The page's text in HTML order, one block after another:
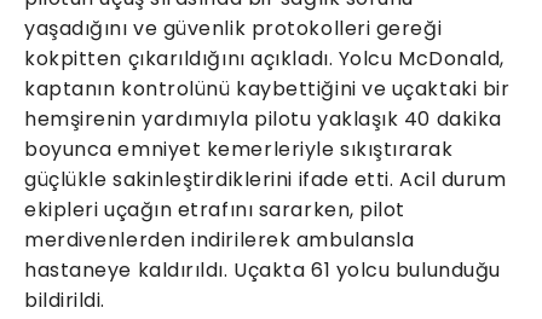
yaşadığını ve güvenlik protokolleri gereği
kokpitten çıkarıldığını açıkladı. Yolcu McDonald,
kaptanın kontrolünü kaybettiğini ve uçaktaki bir
hemşirenin yardımıyla pilotu yaklaşık 40 dakika
boyunca emniyet kemerleriyle sıkıştırarak
güçlükle sakinleştirdiklerini ifade etti. Acil durum
ekipleri uçağın etrafını sararken, pilot
merdivenlerden indirilerek ambulansla
hastaneye kaldırıldı. Uçakta 61 yolcu bulunduğu
bildirildi.